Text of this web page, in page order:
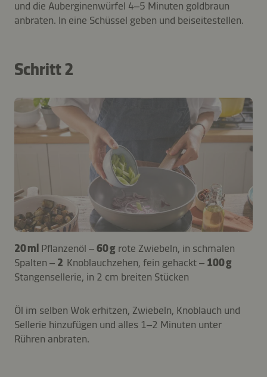
und die Auberginenwürfel 4–5 Minuten goldbraun
anbraten. In eine Schüssel geben und beiseitestellen.
Schritt 2
20 ml Pflanzenöl –60 g rote Zwiebeln, in schmalen
Spalten – 2 Knoblauchzehen, fein gehackt – 100 g
Stangensellerie, in 2 cm breiten Stücken
Öl im selben Wok erhitzen, Zwiebeln, Knoblauch und
Sellerie hinzufügen und alles 1–2 Minuten unter
Rühren anbraten.